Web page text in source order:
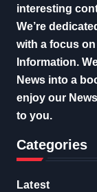
interesting
We’re
with a focus
Information.
News into a
enjoy our
to you.
Categories
Latest